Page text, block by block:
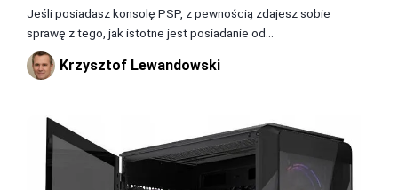
Jeśli posiadasz konsolę PSP, z pewnością zdajesz sobie
sprawę z tego, jak istotne jest posiadanie od...
Krzysztof Lewandowski